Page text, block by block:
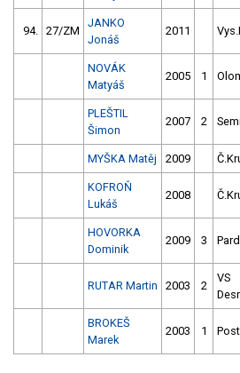
94. 27/ZM
JANKO
Jonáš
2011
NOVÁK
Matyáš
2005 1
PLEŠTIL
Šimon
2007 2
MYŠKA Matěj 2009
KOFROŇ
Lukáš
2008
HOVORKA
Dominik
2009 3
RUTAR Martin 2003 2
VS
BROKEŠ
Marek
2003 1